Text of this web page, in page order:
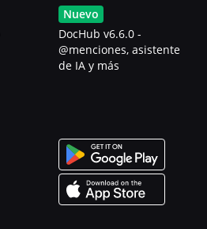
Nuevo
DocHub v6.6.0 -
@menciones, asistente
de IA y más